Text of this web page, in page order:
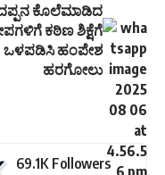
ಕೊಲೆಮಾಡಿದ
ಕಠಿಣ ಶಿಕ್ಷೆಗೆ
ಒಳಪಡಿಸಿ ಹಂಪೇಶ
ಹರಗೋಲು
69.1K Followers